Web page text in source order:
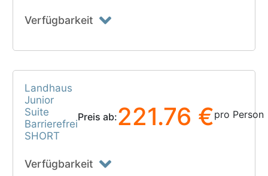
Verfügbarkeit
Landhaus
Junior
Suite
Barrierefrei
SHORT
Preis ab:221.76 €pro Person
Verfügbarkeit